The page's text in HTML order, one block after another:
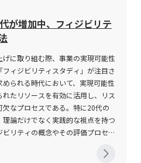
、技術の導入と並行して、適切
体制の整備が求められます。企業
サイバー攻撃に対して脆弱な部分
クだけでなく、企業ブランドや顧
を受ける可能性があります。これ
ティ技術や監査体制の導入、さら
スク管理体制の強化が必要となり
フォーメーションは、短期的な
を招くリスクも内包しています。
性向上などの成果がすぐに現れな
期的な視野に立ち、継続的な改善
円滑に進めるためには、計画段階
も、得られた結論が実際の現場に
る必要がある。 さらに、イシュ
、PDCAサイクル（Plan-Do-
求められる。これは、イシューに
議論に終始せず、具体的な実行と
体の生産性向上に直結するためで
イシューの再定義や新たな課題の
常に柔軟かつ戦略的な思考を維持
務改善や成長戦略に直結する本質
ネスマンにとって、イシューを
シューの概念は、表面的な「プロ
を行うことが不可欠です。 近
ション（DX）の波により、集中
います。データ分析技術の進歩や
ト市場のニーズやユーザーの声を
なりました。これにより、戦略の
迅速な対応が可能となり、リスク
た市場で優位に立つことができる
おいては、ローカル市場に特化す
行動に柔軟に対応するため、国際
が重要視されるようになっていま
手法とされています。巨大な経営
においても、特定の事業分野にお
々の認知処理のスタイルや脳の特
も能力の欠如を意味するものでは
った神経多様性の特性が、人によ
洞察を促すことがある。また、単
目を行き届かせるために時間を要
「ゆっくり型」の思考は、表層的
らにはその後の応用可能性を重視
見では他者よりも反応が遅く見え
期的な視点に基づいた成果を出し
な認識は、最新の脳科学の研究で
トプットの速さよりも、長期的な
の視点からの問題解決能力におい
価値があることが明らかになって
が増加中、フィジビリテ
に取り組む際、事業の実現可能性
ィジビリティスタディ」が注目さ
られる時代において、実現可能性
たリソースを有効に活用し、リス
なプロセスである。特に20代の
論だけでなく実践的な視点を持つ
リティの概念やその評価プロセ
することが、今後のキャリア形成
う。 フィジビリティ